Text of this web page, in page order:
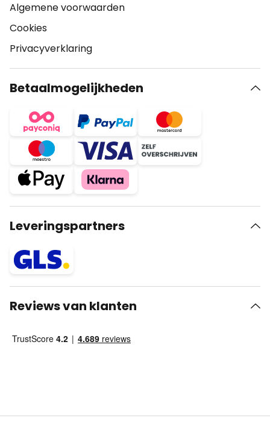
Algemene voorwaarden
Cookies
Privacyverklaring
Betaalmogelijkheden
Leveringspartners
Reviews van klanten